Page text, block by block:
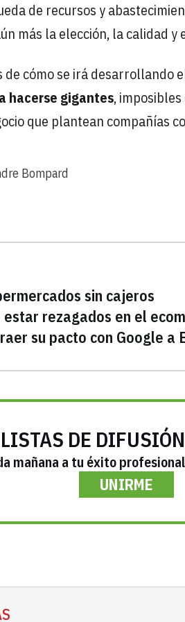
de recursos y
más la elección, la calidad
de cómo se irá
hacerse gigantes,
que plantean compañías
Bompard
sin cajeros
rezagados en el
su pacto con Google a
LISTAS DE
mañana a tu éxito
UNIRME